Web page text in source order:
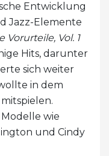
Entwicklung
Jazz-Elemente
Vorurteile, Vol. 1
Hits, darunter
sich weiter
in dem
wie
und Cindy